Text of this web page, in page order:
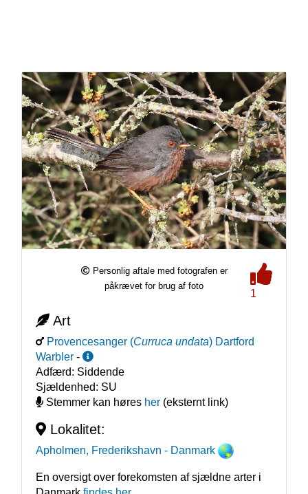
Personlig aftale med fotografen er
påkrævet for brug af foto
1
Art
Provencesanger (Curruca undata) Dartford
Warbler -
Adfærd: Siddende
Sjældenhed: SU
Stemmer kan høres her(eksternt link)
Lokalitet:
Apholmen, Frederikshavn - Danmark
En oversigt over forekomsten af sjældne arter i